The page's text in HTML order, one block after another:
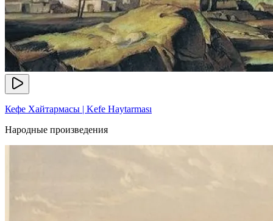
Кефе Хайтармасы | Kefe Haytarması
Народные произведения